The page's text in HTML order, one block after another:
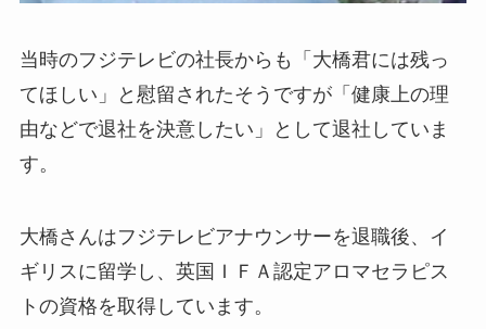
当時のフジテレビの社長からも「大橋君には残っ
てほしい」と慰留されたそうですが「健康上の理
由などで退社を決意したい」として退社していま
す。
大橋さんはフジテレビアナウンサーを退職後、イ
ギリスに留学し、英国ＩＦＡ認定アロマセラピス
トの資格を取得しています。